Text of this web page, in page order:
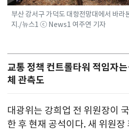
부산 강서구 가덕도 대항전망대에서 바라
지./뉴스1 ⓒ News1 여주연 기자
교통 정책 컨트롤타워 적임자
체 관측도
대광위는 강희업 전 위원장이
한 후 현재 공석이다. 새 위원장